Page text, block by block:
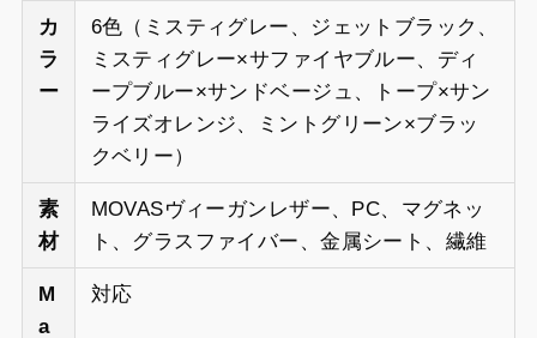
カ
ラ
ー
6色（ミスティグレー、ジェットブラック、
ミスティグレー×サファイヤブルー、ディ
ープブルー×サンドベージュ、トープ×サン
ライズオレンジ、ミントグリーン×ブラッ
クベリー）
素
材
MOVASヴィーガンレザー、PC、マグネッ
ト、グラスファイバー、金属シート、繊維
M
a
対応